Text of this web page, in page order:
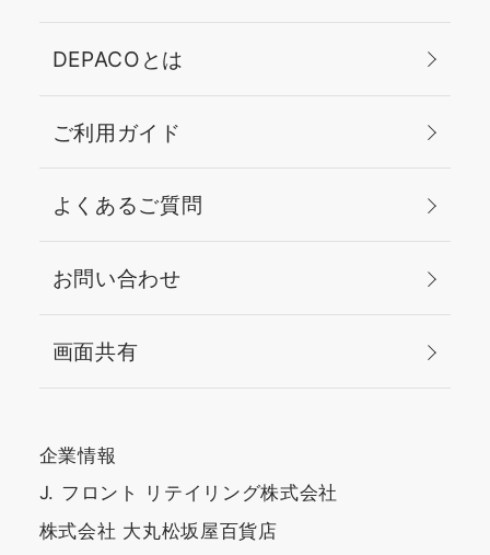
DEPACOとは
ご利用ガイド
よくあるご質問
お問い合わせ
画面共有
企業情報
J. フロント リテイリング株式会社
株式会社 大丸松坂屋百貨店